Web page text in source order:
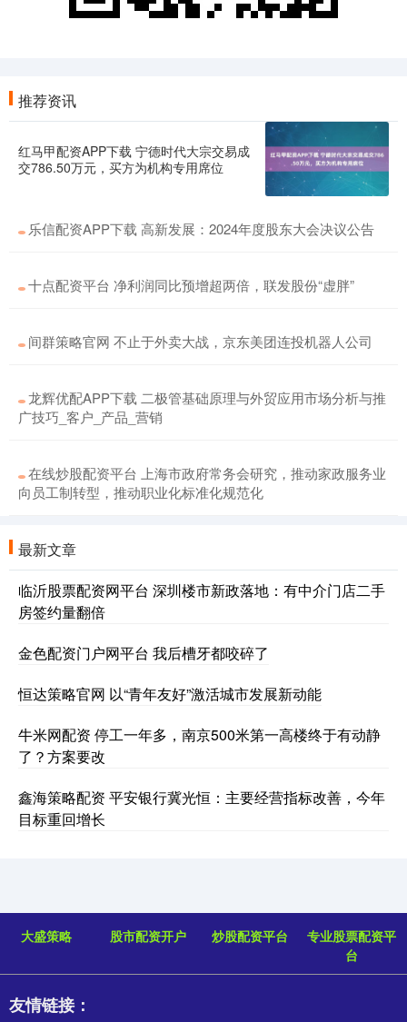
推荐资讯
红马甲配资APP下载 宁德时代大宗交易成
交786.50万元，买方为机构专用席位
乐信配资APP下载 高新发展：2024年度股东大会决议公告
十点配资平台 净利润同比预增超两倍，联发股份“虚胖”
间群策略官网 不止于外卖大战，京东美团连投机器人公司
龙辉优配APP下载 二极管基础原理与外贸应用市场分析与推
广技巧_客户_产品_营销
在线炒股配资平台 上海市政府常务会研究，推动家政服务业
向员工制转型，推动职业化标准化规范化
最新文章
临沂股票配资网平台 深圳楼市新政落地：有中介门店二手
房签约量翻倍
金色配资门户网平台 我后槽牙都咬碎了
恒达策略官网 以“青年友好”激活城市发展新动能
牛米网配资 停工一年多，南京500米第一高楼终于有动静
了？方案要改
鑫海策略配资 平安银行冀光恒：主要经营指标改善，今年
目标重回增长
大盛策略 股市配资开户 炒股配资平台
专业股票配资平
台
友情链接：